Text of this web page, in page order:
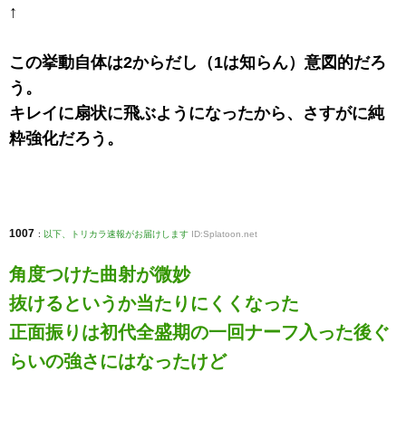
↑
この挙動自体は2からだし（1は知らん）意図的だろ
う。
キレイに扇状に飛ぶようになったから、さすがに純
粋強化だろう。
1007 : 以下、トリカラ速報がお届けします ID:Splatoon.net
角度つけた曲射が微妙
抜けるというか当たりにくくなった
正面振りは初代全盛期の一回ナーフ入った後ぐ
らいの強さにはなったけど